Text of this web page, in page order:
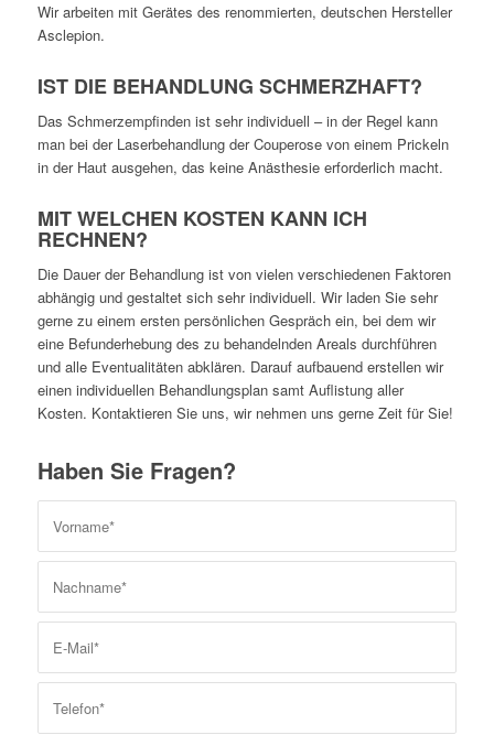
Wir arbeiten mit Gerätes des renommierten, deutschen Hersteller
Asclepion.
IST DIE BEHANDLUNG SCHMERZHAFT?
Das Schmerzempfinden ist sehr individuell – in der Regel kann
man bei der Laserbehandlung der Couperose von einem Prickeln
in der Haut ausgehen, das keine Anästhesie erforderlich macht.
MIT WELCHEN KOSTEN KANN ICH
RECHNEN?
Die Dauer der Behandlung ist von vielen verschiedenen Faktoren
abhängig und gestaltet sich sehr individuell. Wir laden Sie sehr
gerne zu einem ersten persönlichen Gespräch ein, bei dem wir
eine Befunderhebung des zu behandelnden Areals durchführen
und alle Eventualitäten abklären. Darauf aufbauend erstellen wir
einen individuellen Behandlungsplan samt Auflistung aller
Kosten. Kontaktieren Sie uns, wir nehmen uns gerne Zeit für Sie!
Haben Sie Fragen?